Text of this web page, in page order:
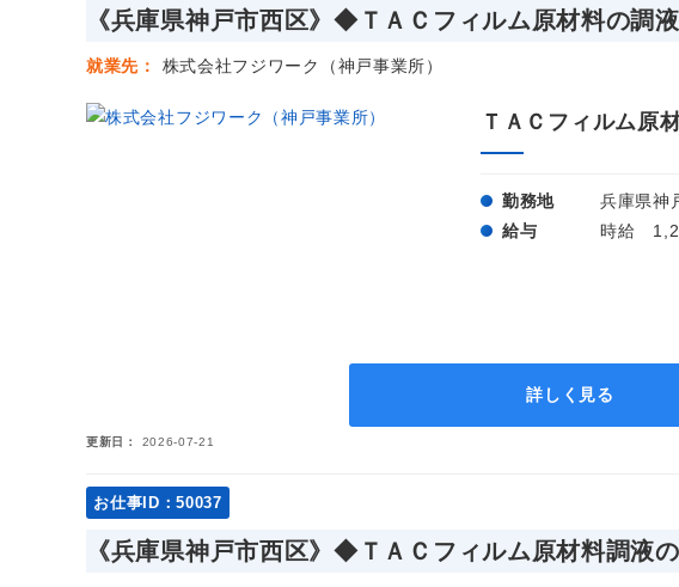
《兵庫県神戸市西区》◆ＴＡＣフィルム原材料の
就業先 株式会社フジワーク（神戸事業所）
ＴＡＣフィルム原
勤務地 兵庫県神
給与
時給
詳しく見る
更新日 2026-07-21
お仕事ID：50037
《兵庫県神戸市西区》◆ＴＡＣフィルム原材料調